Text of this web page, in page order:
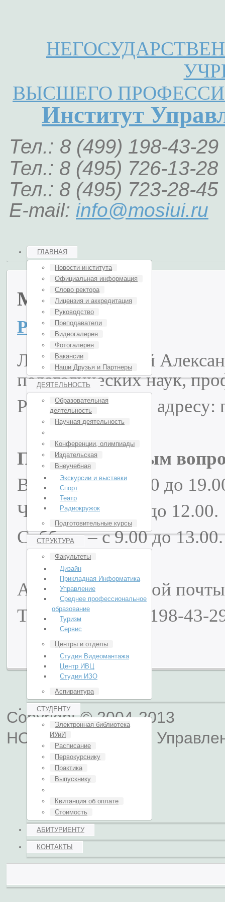
ВЫСШЕГО
Институт
Тел.: 8 (499) 198-43-29
Тел.: 8 (495) 726-13-28
Тел.: 8 (495) 723-28-45
E-mail: info@mosiui.ru
ГЛАВНАЯ
Новости института
Официальная информация
Слово ректора
Лицензия и аккредитация
Руководство
Преподаватели
Видеогалерея
Фотогалерея
Вакансии
Наши Друзья и Партнеры
ДЕЯТЕЛЬНОСТЬ
Образовательная
деятельность
Научная деятельность
Конференции, олимпиады
Издательская
Внеучебная
Экскурсии и выставки
Спорт
Театр
Радиокружок
Подготовительные курсы
СТРУКТУРА
Факультеты
Дизайн
Прикладная Информатика
Управление
Среднее профессиональное
образование
Туризм
Сервис
Центры и отделы
Студия Видеомантажа
Центр ИВЦ
Студия ИЗО
Аспирантура
СТУДЕНТУ
Электронная библиотека
ИУиИ
Расписание
Первокурснику
Практика
Выпускнику
Квитанция об оплате
Стоимость
АБИТУРИЕНТУ
КОНТАКТЫ
Материалы
Ректор ИУиИ
Ларионов Сергей
педагогических наук,
Располагается по адресу:
Прием по личным
Вторник – с 16.00 до
Четверг – с 9.00 до 12.00.
Суббота – с 9.00 до 13.00.
Адрес электронной
Телефон: 8 (499)198-43-
Copyright © 2004-2013
НОУ ВПО Институт